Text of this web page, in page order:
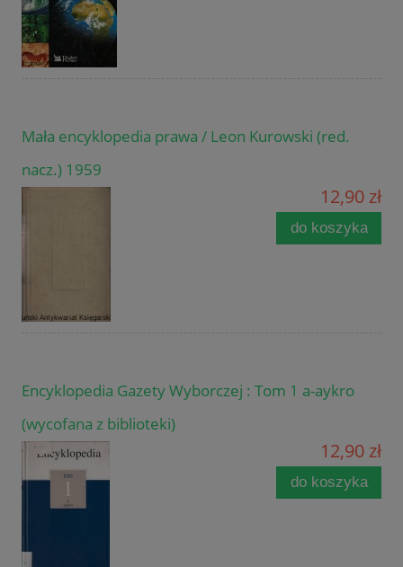
Mała encyklopedia prawa / Leon Kurowski (red.
nacz.) 1959
12,90 zł
do koszyka
Encyklopedia Gazety Wyborczej : Tom 1 a-aykro
(wycofana z biblioteki)
12,90 zł
do koszyka